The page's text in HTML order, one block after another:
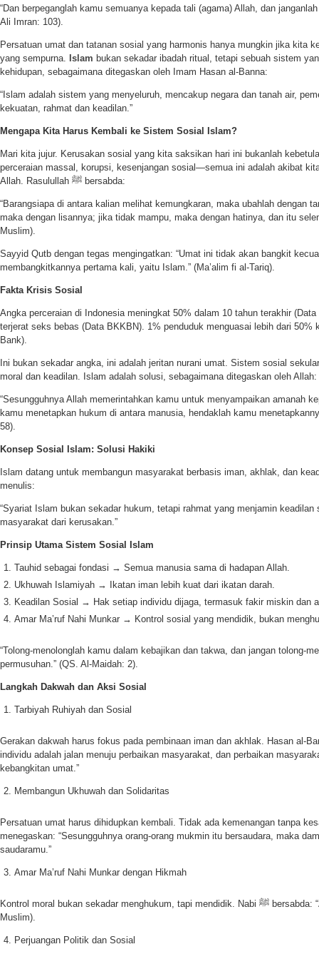
“Dan berpeganglah kamu semuanya kepada tali (agama) Allah, dan
Ali Imran: 103).
Persatuan umat dan tatanan sosial yang harmonis hanya mungkin jika kita
yang sempurna. Islam bukan sekadar ibadah ritual, tetapi sebuah sistem
kehidupan, sebagaimana ditegaskan oleh Imam Hasan al-Banna:
“Islam adalah sistem yang menyeluruh, mencakup negara dan tanah air,
kekuatan, rahmat dan keadilan.”
Mengapa Kita Harus Kembali ke Sistem Sosial Islam?
Mari kita jujur. Kerusakan sosial yang kita saksikan hari ini bukanlah
perceraian massal, korupsi, kesenjangan sosial—semua ini adalah akibat
Allah. Rasulullah ﷺ bersabda:
“Barangsiapa di antara kalian melihat kemungkaran, maka ubahlah dengan
maka dengan lisannya; jika tidak mampu, maka dengan hatinya, dan itu
Muslim).
Sayyid Qutb dengan tegas mengingatkan: “Umat ini tidak akan bangkit
membangkitkannya pertama kali, yaitu Islam.” (Ma’alim fi al-Tariq).
Fakta Krisis Sosial
Angka perceraian di Indonesia meningkat 50% dalam 10 tahun terakhir
terjerat seks bebas (Data BKKBN). 1% penduduk menguasai lebih dari 50%
Bank).
Ini bukan sekadar angka, ini adalah jeritan nurani umat. Sistem sosial
moral dan keadilan. Islam adalah solusi, sebagaimana ditegaskan oleh Allah:
“Sesungguhnya Allah memerintahkan kamu untuk menyampaikan amanah
kamu menetapkan hukum di antara manusia, hendaklah kamu
58).
Konsep Sosial Islam: Solusi Hakiki
Islam datang untuk membangun masyarakat berbasis iman, akhlak, dan
menulis:
“Syariat Islam bukan sekadar hukum, tetapi rahmat yang menjamin keadilan
masyarakat dari kerusakan.”
Prinsip Utama Sistem Sosial Islam
Tauhid sebagai fondasi → Semua manusia sama di hadapan Allah.
Ukhuwah Islamiyah → Ikatan iman lebih kuat dari ikatan darah.
Keadilan Sosial → Hak setiap individu dijaga, termasuk fakir miskin dan
Amar Ma’ruf Nahi Munkar → Kontrol sosial yang mendidik, bukan
“Tolong-menolonglah kamu dalam kebajikan dan takwa, dan jangan tolong-
permusuhan.” (QS. Al-Maidah: 2).
Langkah Dakwah dan Aksi Sosial
Tarbiyah Ruhiyah dan Sosial
Gerakan dakwah harus fokus pada pembinaan iman dan akhlak. Hasan al-
individu adalah jalan menuju perbaikan masyarakat, dan perbaikan
kebangkitan umat.”
Membangun Ukhuwah dan Solidaritas
Persatuan umat harus dihidupkan kembali. Tidak ada kemenangan tanpa
menegaskan: “Sesungguhnya orang-orang mukmin itu bersaudara, maka
saudaramu.”
Amar Ma’ruf Nahi Munkar dengan Hikmah
Kontrol moral bukan sekadar menghukum, tapi mendidik. Nabi ﷺ bersabda: “Agama adalah nasihat.” (HR.
Muslim).
Perjuangan Politik dan Sosial